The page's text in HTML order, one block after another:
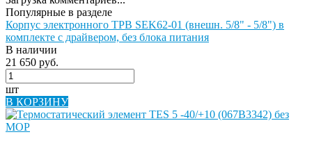
Популярные в разделе
Корпус электронного ТРВ SEK62-01 (внешн. 5/8" - 5/8") в
комплекте с драйвером, без блока питания
В наличии
21 650 руб.
шт
В КОРЗИНУ